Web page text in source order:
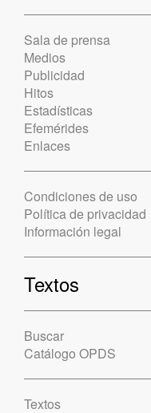
Sala de prensa
Medios
Publicidad
Hitos
Estadísticas
Efemérides
Enlaces
Condiciones de uso
Política de privacidad
Información legal
Textos
Buscar
Catálogo OPDS
Textos